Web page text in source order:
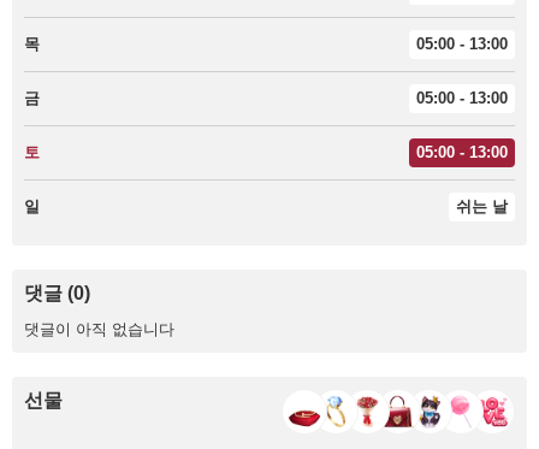
목 05:00 - 13:00
금 05:00 - 13:00
토 05:00 - 13:00
일 쉬는 날
댓글 (0)
댓글이 아직 없습니다
선물